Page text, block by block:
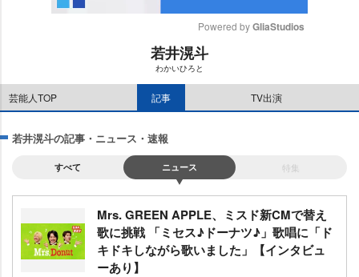
e
Powered by GliaStudios
若井滉斗
わかいひろと
芸能人TOP 記事 TV出演
若井滉斗の記事・ニュース・速報
すべて ニュース 特集
Mrs. GREEN APPLE、ミスド新CMで替え
歌に挑戦 「ミセス♪ドーナツ♪」歌唱に「ド
キドキしながら歌いました」【インタビュ
ーあり】